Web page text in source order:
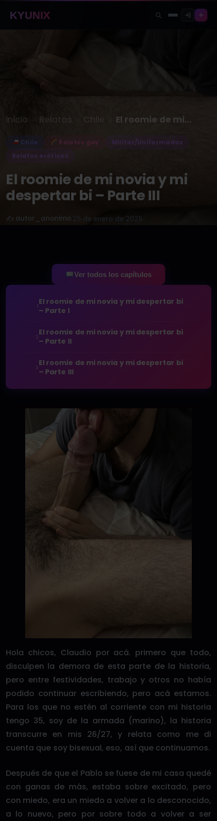
KYUNIX
Inicio Relatos Chile El roomie de mi novia y…
Chile Relatos gay
Militar/Uniformados
Relatos eróticos
El roomie de mi novia y mi
despertar bi – Parte III
✍️ autor_anonimo 25 de enero de 2025
Ver todos los capítulos
El roomie de mi novia y mi despertar bi
– Parte I
El roomie de mi novia y mi despertar bi
– Parte II
El roomie de mi novia y mi despertar bi
– Parte III
Hola chicos, Claudio por acá. primero que todo,
disculpen la demora de esta parte de la historia,
pero entre festividades, trabajo y otros no había
podido continuar escribiendo, pero acá estamos.
Para los que no estén al corriente con mi historia
tengo 35, soy de la armada (marino), la historia
transcurre en mis 26/27, y relata como me di
cuenta que soy bisexual, eso, así que continuamos.
Después de que el Pablo se fuese de mi casa quedé
con ganas de más, estaba sobre excitado, pero
con miedo, era un miedo a volver a lo desconocido,
a lo nuevo, pero por sobre todo a volver a ser